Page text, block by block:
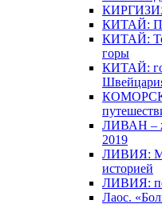
КИТАЙ:
КИТАЙ:
горы
КИТАЙ:
ЛИВАН –
2019
ЛИВИЯ:
историей
ЛИВИЯ: по
Лаос.